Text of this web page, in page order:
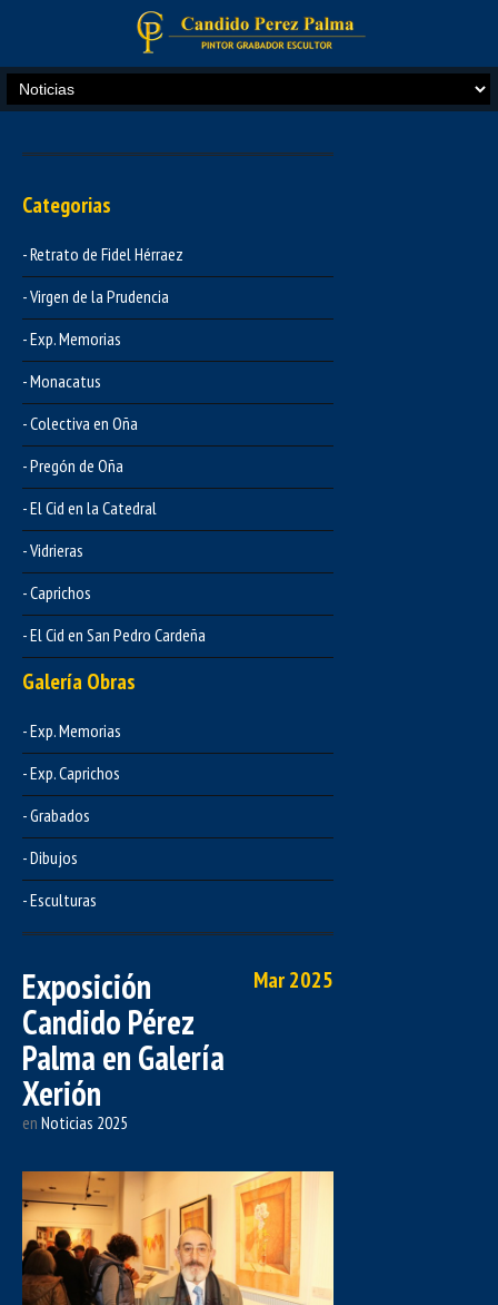
Categorias
- Retrato de Fidel Hérraez
- Virgen de la Prudencia
- Exp. Memorias
- Monacatus
- Colectiva en Oña
- Pregón de Oña
- El Cid en la Catedral
- Vidrieras
- Caprichos
- El Cid en San Pedro Cardeña
Galería Obras
- Exp. Memorias
- Exp. Caprichos
- Grabados
- Dibujos
- Esculturas
Mar 2025
Exposición
Candido Pérez
Palma en Galería
Xerión
en Noticias 2025